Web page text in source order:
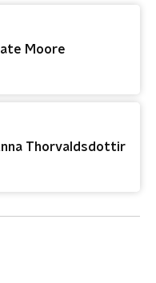
Moore
Thorvaldsdottir